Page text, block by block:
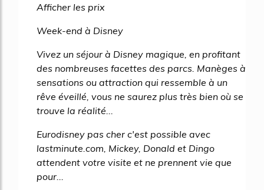
Afficher les prix
Week-end à Disney
Vivez un séjour à Disney magique, en profitant
des nombreuses facettes des parcs. Manèges à
sensations ou attraction qui ressemble à un
rêve éveillé, vous ne saurez plus très bien où se
trouve la réalité...
Eurodisney pas cher c'est possible avec
lastminute.com, Mickey, Donald et Dingo
attendent votre visite et ne prennent vie que
pour...